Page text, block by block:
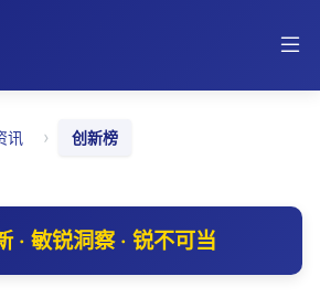
讯 › 创新榜
· 敏锐洞察 · 锐不可当